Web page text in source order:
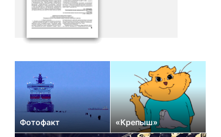
Фотофакт «Крепыш»